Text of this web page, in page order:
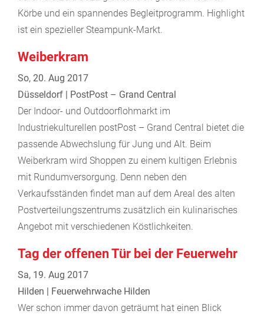
Körbe und ein spannendes Begleitprogramm. Highlight
ist ein spezieller Steampunk-Markt.
Weiberkram
So, 20. Aug 2017
Düsseldorf | PostPost – Grand Central
Der Indoor- und Outdoorflohmarkt im
Industriekulturellen postPost – Grand Central bietet die
passende Abwechslung für Jung und Alt. Beim
Weiberkram wird Shoppen zu einem kultigen Erlebnis
mit Rundumversorgung. Denn neben den
Verkaufsständen findet man auf dem Areal des alten
Postverteilungszentrums zusätzlich ein kulinarisches
Angebot mit verschiedenen Köstlichkeiten.
Tag der offenen Tür bei der Feuerwehr
Sa, 19. Aug 2017
Hilden | Feuerwehrwache Hilden
Wer schon immer davon geträumt hat einen Blick